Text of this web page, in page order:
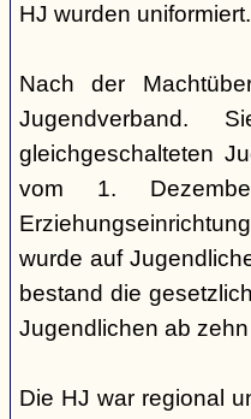
HJ wurden uniformiert.
Nach der
Jugendverband.
gleichgeschalteten
vom 1.
wurde auf
bestand die
Jugendlichen ab
Die HJ war regional